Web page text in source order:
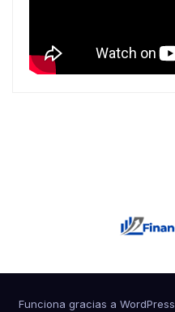
Funciona gracias a WordPress